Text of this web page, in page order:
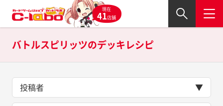
現在
41店舗
バトルスピリッツのデッキレシピ
投稿者